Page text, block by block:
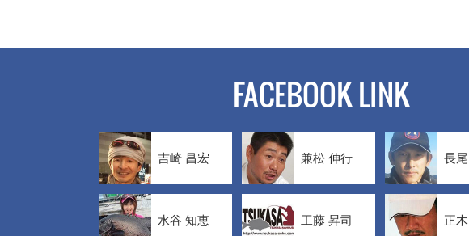
FACEBOOK LINK
吉崎 昌宏 兼松 伸行 長
水谷 知恵 工藤 昇司 正